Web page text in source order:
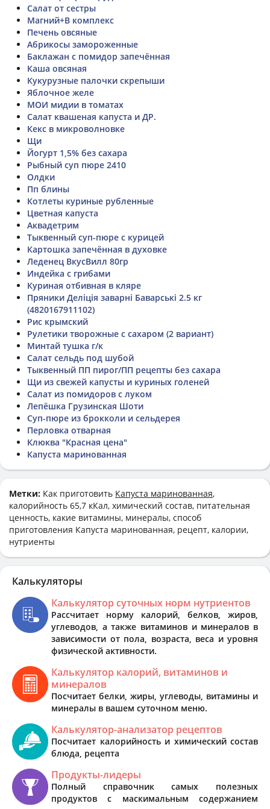
Салат от сестры
Магний+В комплекс
Печень овсяные
Абрикосы замороженные
Баклажан с помидор запечённая
Каша овсяная
Кукурузные палочки скрепыши
Яблочное желе
МОИ мидии в томатах
Салат квашеная капуста и ДР.
Кекс в микроволновке
Щи
Йогурт 1,5% без сахара
Рыбный суп пюре 2410
Олдки
Пп блины
Котлеты куриные рубленные
Цветная капуста
Аквадетрим
Тыквенный суп-пюре с курицей
Картошка запечённая в духовке
Леденец ВкусВилл 80гр
Индейка с грибами
Куриная отбивная в кляре
Пряники Деліція заварні Баварські 2.5 кг
(4820167911102)
Рис крымский
Рулетики творожные с сахаром (2 вариант)
Минтай тушка г/к
Салат сельдь под шубой
Тыквенный ПП пирог/ПП рецепты без сахара
Щи из свежей капусты и куриных голеней
Салат из помидоров с луком
Лепёшка Грузинская Шоти
Суп-пюре из брокколи и сельдерея
Перловка отварная
Клюква "Красная цена"
Капуста маринованная
Метки: Как приготовить Капуста маринованная,
калорийность 65,7 кКал, химический состав, питательная
ценность, какие витамины, минералы, способ
приготовления Капуста маринованная, рецепт, калории,
нутриенты
Калькуляторы
Калькулятор суточных норм нутриентов
Рассчитает норму калорий, белков, жиров,
углеводов, а также витаминов и минералов в
зависимости от пола, возраста, веса и уровня
физической активности.
Калькулятор калорий, витаминов и
минералов
Посчитает белки, жиры, углеводы, витамины и
минералы в вашем суточном меню.
Калькулятор-анализатор рецептов
Посчитает калорийность и химический состав
блюда, рецепта
Продукты-лидеры
Полный справочник самых полезных
продуктов с маскимальным содержанием